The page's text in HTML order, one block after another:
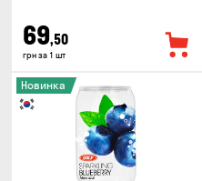
69,50
грн за 1 шт
Новинка